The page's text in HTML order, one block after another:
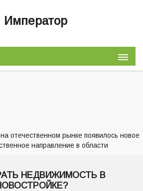
отечественном рынке появилось новое
направление в области
НЕДВИЖИМОСТЬ В